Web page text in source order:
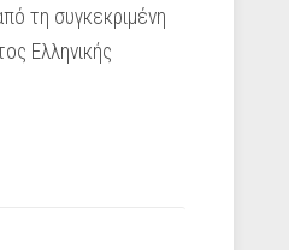
τη συγκεκριμένη
Ελληνικής